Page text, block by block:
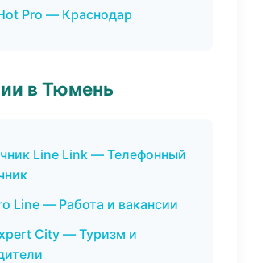
Pro — Краснодар
в Тюмень
Line Link — Телефонный
Line — Работа и вакансии
City — Туризм и